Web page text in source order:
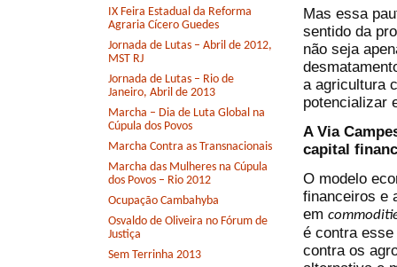
IX Feira Estadual da Reforma
Agraria Cícero Guedes
Jornada de Lutas – Abril de 2012,
MST RJ
Jornada de Lutas – Rio de
Janeiro, Abril de 2013
Marcha – Dia de Luta Global na
Cúpula dos Povos
Marcha Contra as Transnacionais
Marcha das Mulheres na Cúpula
dos Povos – Rio 2012
Ocupação Cambahyba
Osvaldo de Oliveira no Fórum de
Justiça
Sem Terrinha 2013
Mas essa
sentido da
não seja
a agricultura
potencializar
A Via
capital
O modelo
financeiros e
em
é contra esse
contra os